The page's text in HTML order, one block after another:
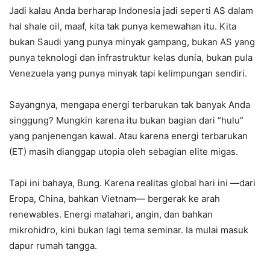
Jadi kalau Anda berharap Indonesia jadi seperti AS dalam
hal shale oil, maaf, kita tak punya kemewahan itu. Kita
bukan Saudi yang punya minyak gampang, bukan AS yang
punya teknologi dan infrastruktur kelas dunia, bukan pula
Venezuela yang punya minyak tapi kelimpungan sendiri.
Sayangnya, mengapa energi terbarukan tak banyak Anda
singgung? Mungkin karena itu bukan bagian dari “hulu”
yang panjenengan kawal. Atau karena energi terbarukan
(ET) masih dianggap utopia oleh sebagian elite migas.
Tapi ini bahaya, Bung. Karena realitas global hari ini —dari
Eropa, China, bahkan Vietnam— bergerak ke arah
renewables. Energi matahari, angin, dan bahkan
mikrohidro, kini bukan lagi tema seminar. Ia mulai masuk
dapur rumah tangga.